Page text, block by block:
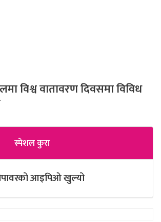
विश्व वातावरण दिवसमा विविध
स्पेशल कुरा
आइपिओ खुल्यो